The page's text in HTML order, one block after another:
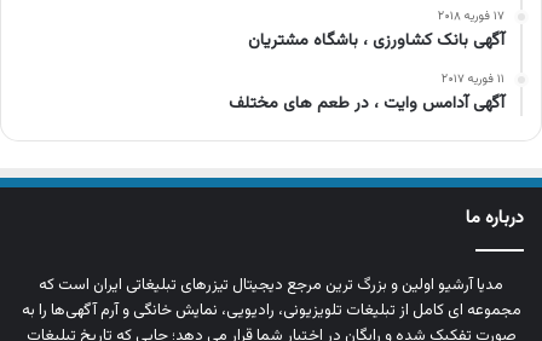
۱۷ فوریه ۲۰۱۸
آگهی بانک کشاورزی ، باشگاه مشتریان
۱۱ فوریه ۲۰۱۷
آگهی آدامس وایت ، در طعم های مختلف
درباره ما
مدیا آرشیو اولین و بزرگ‌ ترین مرجع دیجیتال تیزرهای تبلیغاتی ایران است که
مجموعه‌ ای کامل از تبلیغات تلویزیونی، رادیویی، نمایش خانگی و آرم‌ آگهی‌ها را به‌